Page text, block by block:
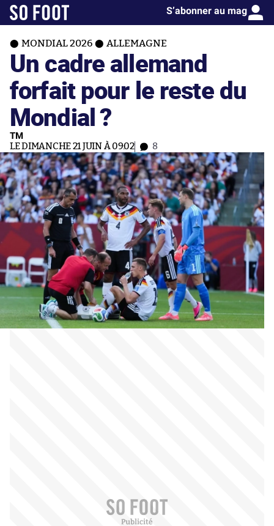
S’abonner au mag
MONDIAL 2026 ALLEMAGNE
Un cadre allemand
forfait pour le reste du
Mondial ?
TM
LE DIMANCHE 21 JUIN À 09:02 8